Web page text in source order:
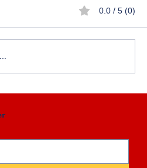
0.0 / 5 (0)